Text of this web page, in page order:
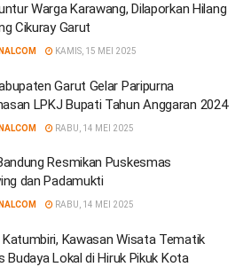
Warga Karawang, Dilaporkan Hilang
Cikuray Garut
KAMIS, 15 MEI 2025
Garut Gelar Paripurna
LPKJ Bupati Tahun Anggaran 2024
RABU, 14 MEI 2025
Resmikan Puskesmas
dan Padamukti
RABU, 14 MEI 2025
Kawasan Wisata Tematik
Budaya Lokal di Hiruk Pikuk Kota